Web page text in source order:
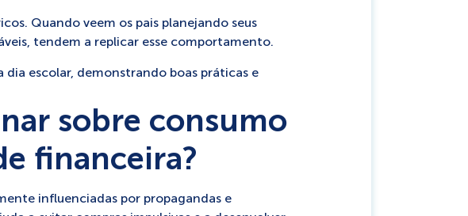
Quando veem os pais planejando seus
tendem a replicar esse comportamento.
escolar, demonstrando boas práticas e
sobre consumo
financeira?
influenciadas por propagandas e